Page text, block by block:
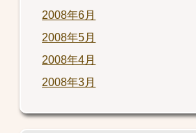
2008年6月
2008年5月
2008年4月
2008年3月